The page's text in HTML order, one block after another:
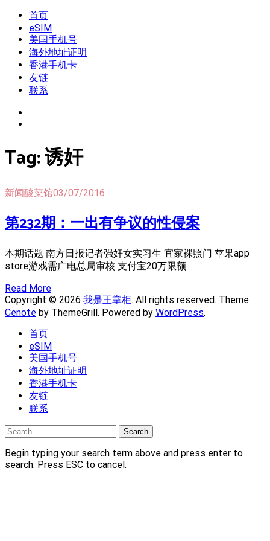
Skip
content
我是王掌柜
新闻酸菜馆|极客电台|自媒体联盟
首页
eSIM
美国手机号
海外地址证明
香港手机卡
友链
联系
Tag:诱奸
新闻酸菜馆03/07/2016
第232期：一出有争议的性侵案
本期话题 南方日报记者强奸女实习生 宜家裸照门 苹果app
store游戏需广电总局审核 支付宝20万限额
Read More
Copyright © 2026 我是王掌柜. All rights reserved. Theme:
Cenote by ThemeGrill. Powered by WordPress.
首页
eSIM
美国手机号
海外地址证明
香港手机卡
友链
联系
Search
for:
Begin typing your search term above and press enter to
search. Press ESC to cancel.